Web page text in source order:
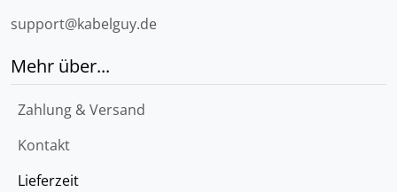
support@kabelguy.de
Mehr über...
Zahlung & Versand
Kontakt
Lieferzeit